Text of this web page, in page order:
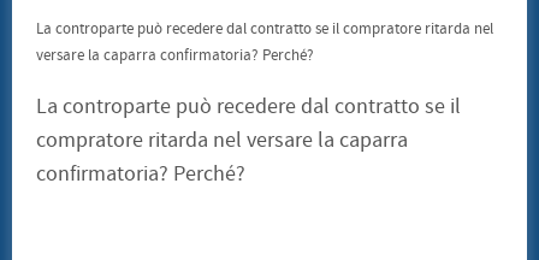
La controparte può recedere dal contratto se il compratore ritarda nel
versare la caparra confirmatoria? Perché?
La controparte può recedere dal contratto se il
compratore ritarda nel versare la caparra
confirmatoria? Perché?